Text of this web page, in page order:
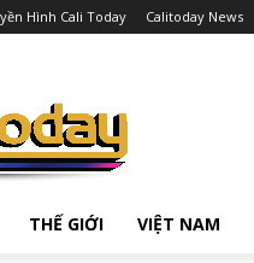
Hình Cali Today Calitoday News
THẾ GIỚI VIỆT NAM